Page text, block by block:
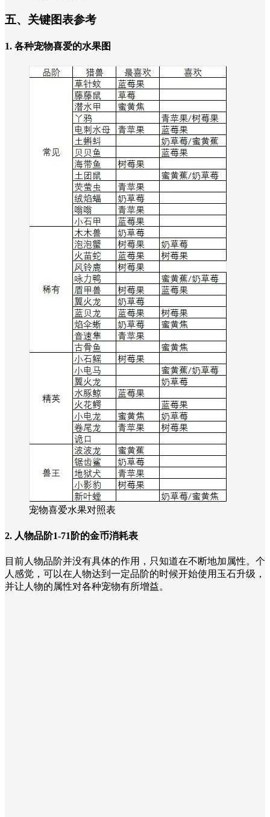
五、关键图表参考
1. 各种宠物喜爱的水果图
宠物喜爱水果对照表
2. 人物品阶1-71阶的金币消耗表
目前人物品阶并没有具体的作用，只知道在不断地加属性。个
人感觉，可以在人物达到一定品阶的时候开始使用玉石升级，
并让人物的属性对各种宠物有所增益。